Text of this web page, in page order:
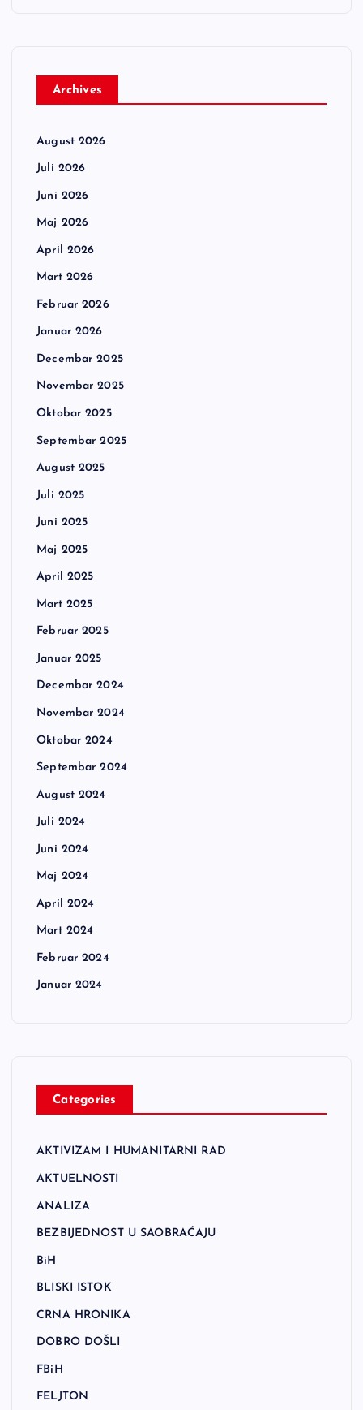
Archives
August 2026
Juli 2026
Juni 2026
Maj 2026
April 2026
Mart 2026
Februar 2026
Januar 2026
Decembar 2025
Novembar 2025
Oktobar 2025
Septembar 2025
August 2025
Juli 2025
Juni 2025
Maj 2025
April 2025
Mart 2025
Februar 2025
Januar 2025
Decembar 2024
Novembar 2024
Oktobar 2024
Septembar 2024
August 2024
Juli 2024
Juni 2024
Maj 2024
April 2024
Mart 2024
Februar 2024
Januar 2024
Categories
AKTIVIZAM I HUMANITARNI RAD
AKTUELNOSTI
ANALIZA
BEZBIJEDNOST U SAOBRAĆAJU
BiH
BLISKI ISTOK
CRNA HRONIKA
DOBRO DOŠLI
FBiH
FELJTON